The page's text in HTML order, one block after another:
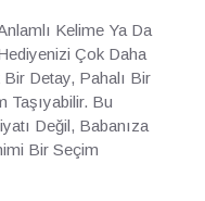
Kelime Ya Da
Çok Daha
Bir Detay, Pahalı Bir
Taşıyabilir. Bu
Değil, Babanıza
Bir Seçim